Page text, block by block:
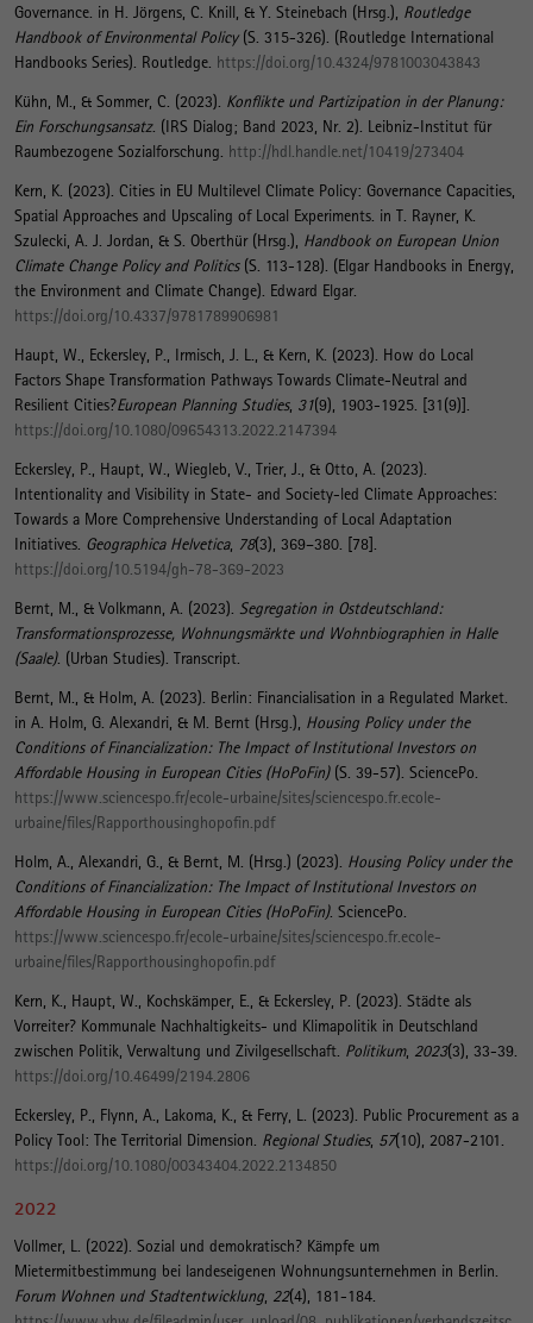
Governance . in H. Jörgens, C. Knill, & Y. Steinebach (Hrsg.), Routledge
Handbook of Environmental Policy(S. 315-326). (Routledge International
Handbooks Series). Routledge. https://doi.org/10.4324/9781003043843
Kühn, M. , & Sommer, C. (2023). Konflikte und Partizipation in der Planung:
Ein Forschungsansatz. (IRS Dialog; Band 2023, Nr. 2). Leibniz-Institut für
Raumbezogene Sozialforschung. http://hdl.handle.net/10419/273404
Kern, K. (2023). Cities in EU Multilevel Climate Policy: Governance Capacities,
Spatial Approaches and Upscaling of Local Experiments . in T. Rayner, K.
Szulecki, A. J. Jordan, & S. Oberthür (Hrsg.), Handbook on European Union
Climate Change Policy and Politics (S. 113-128). (Elgar Handbooks in Energy,
the Environment and Climate Change). Edward Elgar.
https://doi.org/10.4337/9781789906981
Haupt, W. , Eckersley, P. , Irmisch, J. L. , & Kern, K. (2023). How do Local
Factors Shape Transformation Pathways Towards Climate-Neutral and
Resilient Cities?European Planning Studies, 31(9), 1903-1925. [31(9)].
https://doi.org/10.1080/09654313.2022.2147394
Eckersley, P. , Haupt, W.
, Wiegleb, V., Trier, J., & Otto, A. (2023).
Intentionality and Visibility in State- and Society-led Climate Approaches:
Towards a More Comprehensive Understanding of Local Adaptation
Initiatives Geographica Helvetica, 78(3), 369–380. [78].
https://doi.org/10.5194/gh-78-369-2023
Bernt, M. , & Volkmann, A. (2023).
Segregation in Ostdeutschland:
Transformationsprozesse, Wohnungsmärkte und Wohnbiographien in Halle
(Saale). (Urban Studies). Transcript.
Bernt, M. , & Holm, A. (2023). Berlin: Financialisation in a Regulated Market
in A. Holm, G. Alexandri, & M. Bernt (Hrsg.), Housing Policy under the
Conditions of Financialization: The Impact of Institutional Investors on
Affordable Housing in European Cities (HoPoFin) (S. 39-57). SciencePo.
https://www.sciencespo.fr/ecole-urbaine/sites/sciencespo.fr.ecole-
urbaine/files/Rapporthousinghopofin.pdf
Holm, A. , Alexandri, G. , & Bernt, M. (Hrsg.) (2023). Housing Policy under the
Conditions of Financialization: The Impact of Institutional Investors on
Affordable Housing in European Cities (HoPoFin). SciencePo.
https://www.sciencespo.fr/ecole-urbaine/sites/sciencespo.fr.ecole-
urbaine/files/Rapporthousinghopofin.pdf
Kern, K. , Haupt, W. , Kochskämper, E. , & Eckersley, P. (2023). Städte als
Vorreiter? Kommunale Nachhaltigkeits- und Klimapolitik in Deutschland
zwischen Politik, Verwaltung und Zivilgesellschaft Politikum, 2023(3), 33-39.
https://doi.org/10.46499/2194.2806
Eckersley, P., Flynn, A., Lakoma, K., & Ferry, L. (2023). Public Procurement as a
Policy Tool: The Territorial Dimension Regional Studies, 57(10), 2087-2101.
https://doi.org/10.1080/00343404.2022.2134850
2022
Vollmer, L. (2022). Sozial und demokratisch? Kämpfe um
Mietermitbestimmung bei landeseigenen Wohnungsunternehmen in Berlin
Forum Wohnen und Stadtentwicklung 22(4), 181-184.